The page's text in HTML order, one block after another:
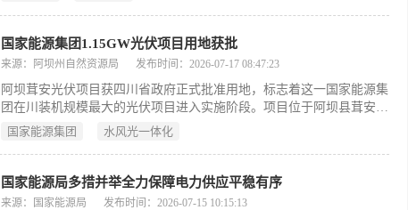
模式，有效缓解光伏发电的间歇性与波动性问题。作为大渡河流域瀑布
沟水风光一体化基地的核心先导工程，该电站依托水电调峰能力，年均
国家级清洁能源基地建设。
国家能源集团1.15GW光伏项目用地获批
来源：阿坝州自然资源局 发布时间：2026-07-17 08:47:23
阿坝茸安光伏项目获四川省政府正式批准用地，标志着这一国家能源集
团在川装机规模最大的光伏项目进入实施阶段。项目位于阿坝县茸安
乡，总装机容量115万千瓦（即1.15GW），占地约2.7万亩，含350个光
千瓦时，是支撑大渡河流域水风光一体化清洁能源基地建设的关键工
程。阿坝州自然资源局将依据批复要求，加强用地全过程监管，优化自
国家能源集团 水风光一体化
国家能源局多措并举全力保障电力供应平稳有序
来源：国家能源局 发布时间：2026-07-15 10:15:13